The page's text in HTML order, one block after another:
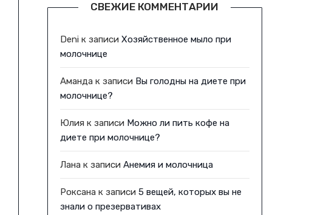
СВЕЖИЕ КОММЕНТАРИИ
Deniк записи Хозяйственное мыло при
молочнице
Аманда к записи Вы голодны на диете при
молочнице?
Юлия к записи Можно ли пить кофе на
диете при молочнице?
Лана к записи Анемия и молочница
Роксана к записи 5 вещей, которых вы не
знали о презервативах